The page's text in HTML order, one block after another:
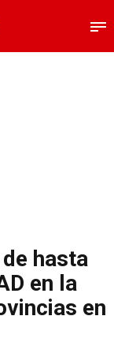
hasta
en la
en